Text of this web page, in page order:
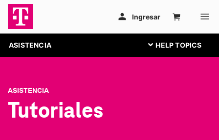
ASISTENCIA
ASISTENCIA
Tutoriales